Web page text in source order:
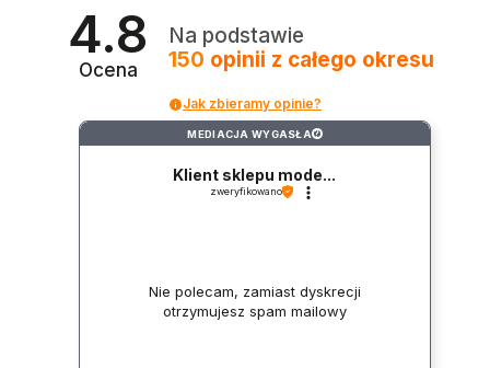
4.8
Ocena
Na podstawie
150 opinii z całego okresu
Jak zbieramy opinie?
MEDIACJA WYGASŁA ?
Klient sklepu mode...
zweryfikowano
Nie polecam, zamiast dyskrecji
otrzymujesz spam mailowy